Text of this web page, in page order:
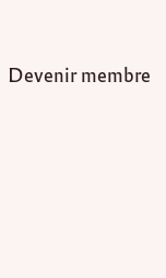
Devenir membre